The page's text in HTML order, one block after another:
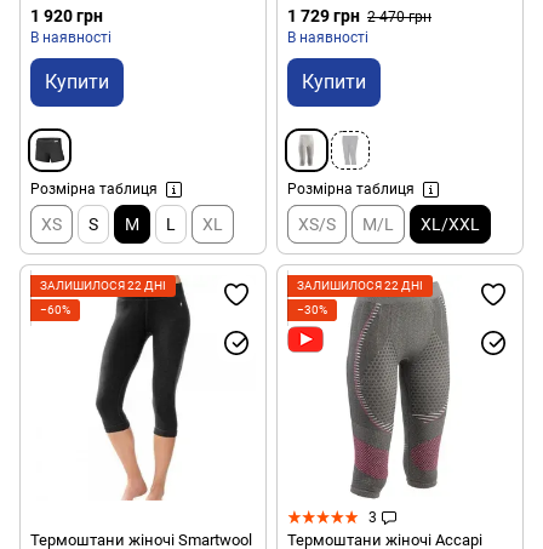
1 920 грн
В наявності
Купити
Розмірна таблиця
XS S M L XL
1 729 грн 2 470 грн
В наявності
Купити
Розмірна таблиця
XS/S M/L XL/XXL
ЗАЛИШИЛОСЯ 22 ДНІ
−60%
Термоштани жіночі Smartwool
ЗАЛИШИЛОСЯ 22 ДНІ
−30%
3
Термоштани жіночі Accapi